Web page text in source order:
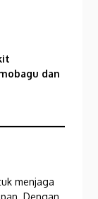
dan
menjaga
Dengan